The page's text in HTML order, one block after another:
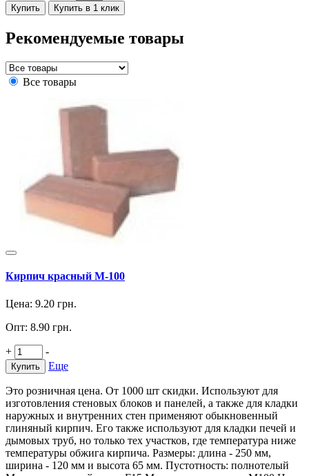
Купить Купить в 1 клик
Рекомендуемые товары
Все товары
Кирпич красный M-100
Цена: 9.20 грн.
Опт: 8.90 грн.
+ -
Купить Еще
Это розничная цена. От 1000 шт скидки. Используют для
изготовления стеновых блоков и панелей, а также для кладки
наружных и внутренних стен применяют обыкновенный
глиняный кирпич. Его также используют для кладки печей и
дымовых труб, но только тех участков, где температура ниже
температуры обжига кирпича. Размеры: длина - 250 мм,
ширина - 120 мм и высота 65 мм. Пустотность: полнотелый